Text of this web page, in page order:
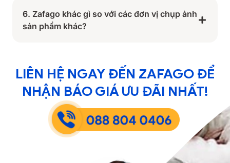
6. Zafago khác gì so với các đơn vị chụp ảnh
sản phẩm khác?
LIÊN HỆ NGAY ĐẾN ZAFAGO ĐỂ
NHẬN BÁO GIÁ ƯU ĐÃI NHẤT!